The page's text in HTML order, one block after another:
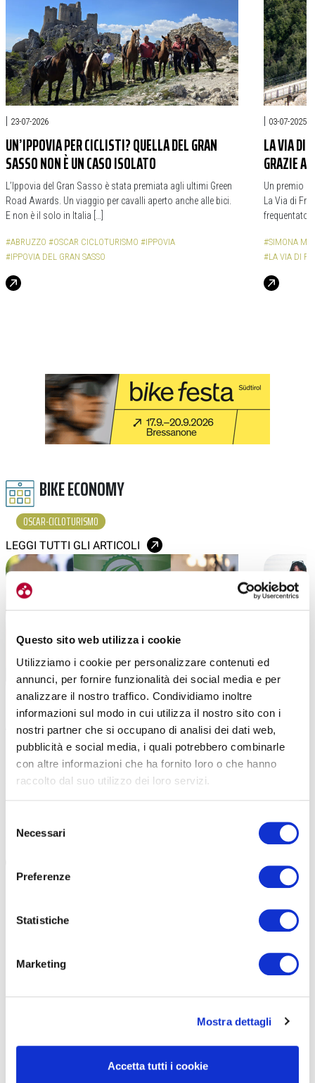
Questo sito web utilizza i cookie
Utilizziamo i cookie per personalizzare contenuti ed
annunci, per fornire funzionalità dei social media e per
analizzare il nostro traffico. Condividiamo inoltre
informazioni sul modo in cui utilizza il nostro sito con i
nostri partner che si occupano di analisi dei dati web,
pubblicità e social media, i quali potrebbero combinarle
con altre informazioni che ha fornito loro o che hanno
raccolto dal suo utilizzo dei loro servizi.
delNecessari
Preferenze
Statistiche
Marketing
Mostra dettagli
Accetta tutti i cookie
| 23-07-2026
UN’IPPOVIA PER CICLISTI? QUELLA DEL GRAN
SASSO NON È UN CASO ISOLATO
L’Ippovia del Gran Sasso è stata premiata agli ultimi Green
Road Awards. Un viaggio per cavalli aperto anche alle bici.
E non è il solo in Italia […]
#ABRUZZO #OSCAR CICLOTURISMO #IPPOVIA
#IPPOVIA DEL GRAN SASSO
| 03-07-2025
LA VIA DI
GRAZIE
Un premio
La Via di
frequentato
#SIMONA
#LA VIA DI
BIKE ECONOMY
OSCAR-CICLOTURISMO
LEGGI TUTTI GLI ARTICOLI
20-06-2026
ASSEGNATI GLI OSCAR, SPECCHIO DI UN’ITALIA
CICLISTICAMENTE EVOLUTA
Serata di gala in Liguria per l’attribuzione dei Road Gree
Award, gli Oscar del Cicloturismo. Vince l’Umbria, a
#CICLOVIA DEL LAGO TRASIMENO
AL FRIULI
PIÙ
Assegnati i
#OSCAR
#LUDOVICA